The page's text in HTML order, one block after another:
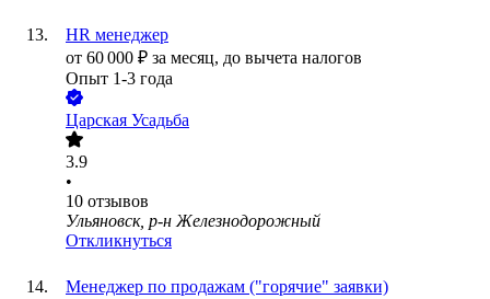
HR менеджер
от 60 000 ₽ за месяц, до вычета налогов
Опыт 1-3 года
Царская Усадьба
3.9
•
10 отзывов
Ульяновск, р-н Железнодорожный
Откликнуться
Менеджер по продажам ("горячие" заявки)